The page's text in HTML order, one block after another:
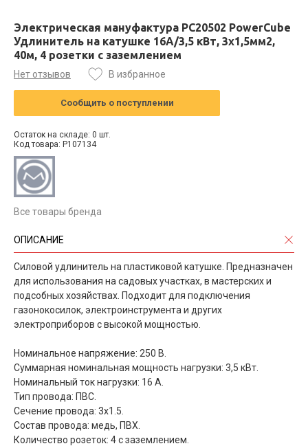
Электрическая мануфактура PC20502 PowerCube
Удлинитель на катушке 16А/3,5 кВт, 3х1,5мм2,
40м, 4 розетки с заземлением
Нет отзывов В избранное
Сообщить о поступлении
Остаток на складе: 0 шт.
Код товара: P107134
Все товары бренда
ОПИСАНИЕ
Силовой удлинитель на пластиковой катушке. Предназначен
для использования на садовых участках, в мастерских и
подсобных хозяйствах. Подходит для подключения
газонокосилок, электроинструмента и других
электроприборов с высокой мощностью.
Номинальное напряжение: 250 B.
Суммарная номинальная мощность нагрузки: 3,5 кВт.
Номинальный ток нагрузки: 16 А.
Тип провода: ПВС.
Сечение провода: 3x1.5.
Состав провода: медь, ПВХ.
Количество розеток: 4 с заземлением.